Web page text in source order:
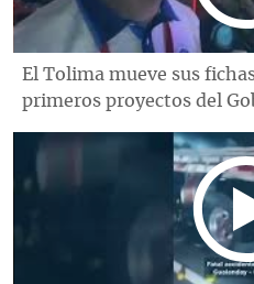
El Tolima mueve sus
primeros proyectos del